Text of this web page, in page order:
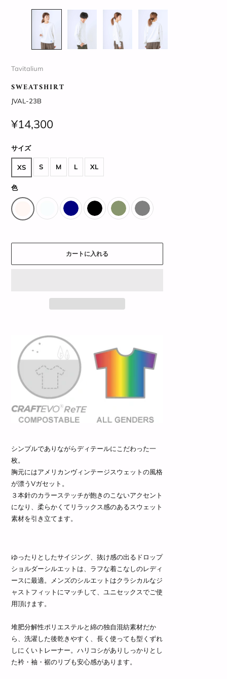
Tavitalium
SWEATSHIRT
JVAL-23B
¥14,300
サイズ
XS S M L XL
色
カートに入れる
シンプルでありながらディテールにこだわった一
枚。
胸元にはアメリカンヴィンテージスウェットの風格
が漂うVガセット。
３本針のカラーステッチが飽きのこないアクセント
になり、柔らかくてリラックス感のあるスウェット
素材を引き立てます。
ゆったりとしたサイジング、抜け感の出るドロップ
ショルダーシルエットは、ラフな着こなしのレディ
ースに最適。メンズのシルエットはクラシカルなジ
ャストフィットにマッチして、ユニセックスでご使
用頂けます。
堆肥分解性ポリエステルと綿の独自混紡素材だか
ら、洗濯した後乾きやすく、長く使っても型くずれ
しにくいトレーナー。ハリコシがありしっかりとし
た衿・袖・裾のリブも安心感があります。